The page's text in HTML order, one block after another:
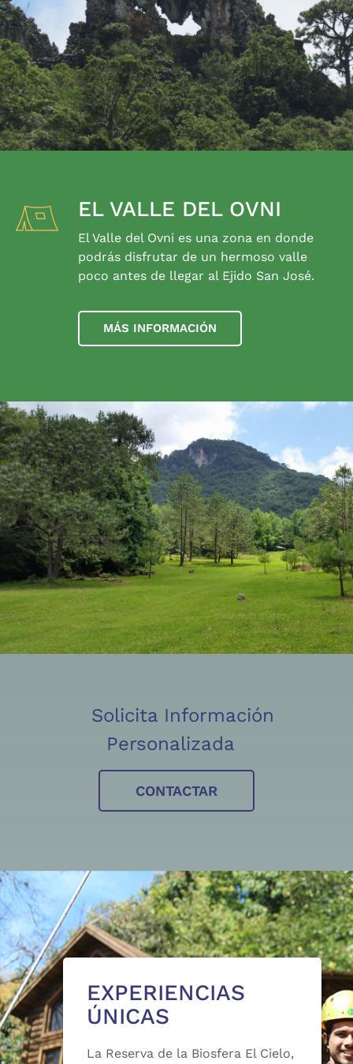
EL VALLE DEL OVNI
El Valle del Ovni es una zona en donde
podrás disfrutar de un hermoso valle
poco antes de llegar al Ejido San José.
MÁS INFORMACIÓN
Solicita Información
Personalizada
CONTACTAR
EXPERIENCIAS
ÚNICAS
La Reserva de la Biosfera El Cielo,